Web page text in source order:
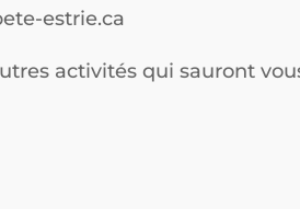
estrie.ca
activités qui sauront